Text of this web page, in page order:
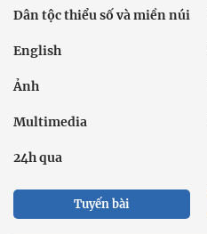
Dân tộc thiểu số và miền núi
English
Ảnh
Multimedia
24h qua
Tuyến bài